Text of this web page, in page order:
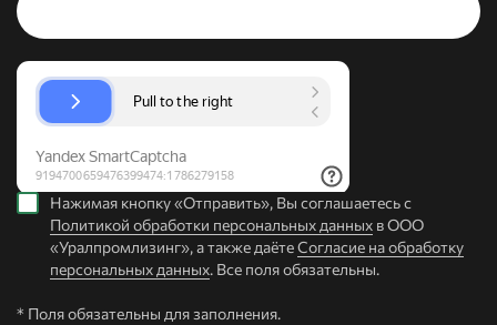
Нажимая кнопку «Отправить», Вы соглашаетесь с
Политикой обработки персональных данных в ООО
«Уралпромлизинг», а также даётеСогласие на обработку
персональных данных. Все поля обязательны.
* Поля обязательны для заполнения.